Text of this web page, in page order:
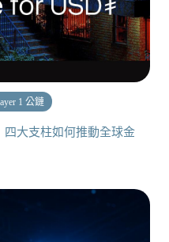
1 公鏈
四大支柱如何推動全球金